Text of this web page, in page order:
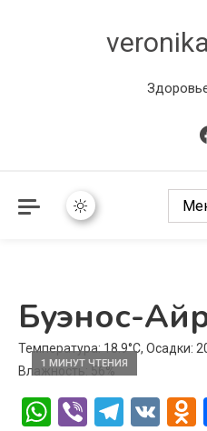
Буэнос-
1 МИНУТ ЧТЕНИЯ
Температура: 18.9°C, Осадки:
Влажность: 56%
WhatsApp
Viber VK